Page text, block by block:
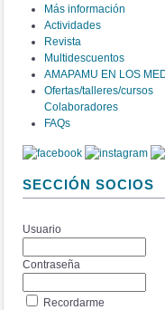
Más información
Actividades
Revista
Multidescuentos
AMAPAMU EN LOS
Ofertas/talleres/cursos
Colaboradores
FAQs
SECCIÓN SOCIOS
Usuario
Contraseña
Recordarme